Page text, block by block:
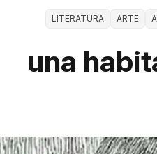
LITERATURA ARTE
una